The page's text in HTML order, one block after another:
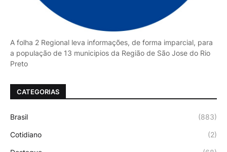
A folha 2 Regional leva informações, de forma imparcial, para
a população de 13 municipios da Região de São Jose do Rio
Preto
CATEGORIAS
Brasil (883)
Cotidiano (2)